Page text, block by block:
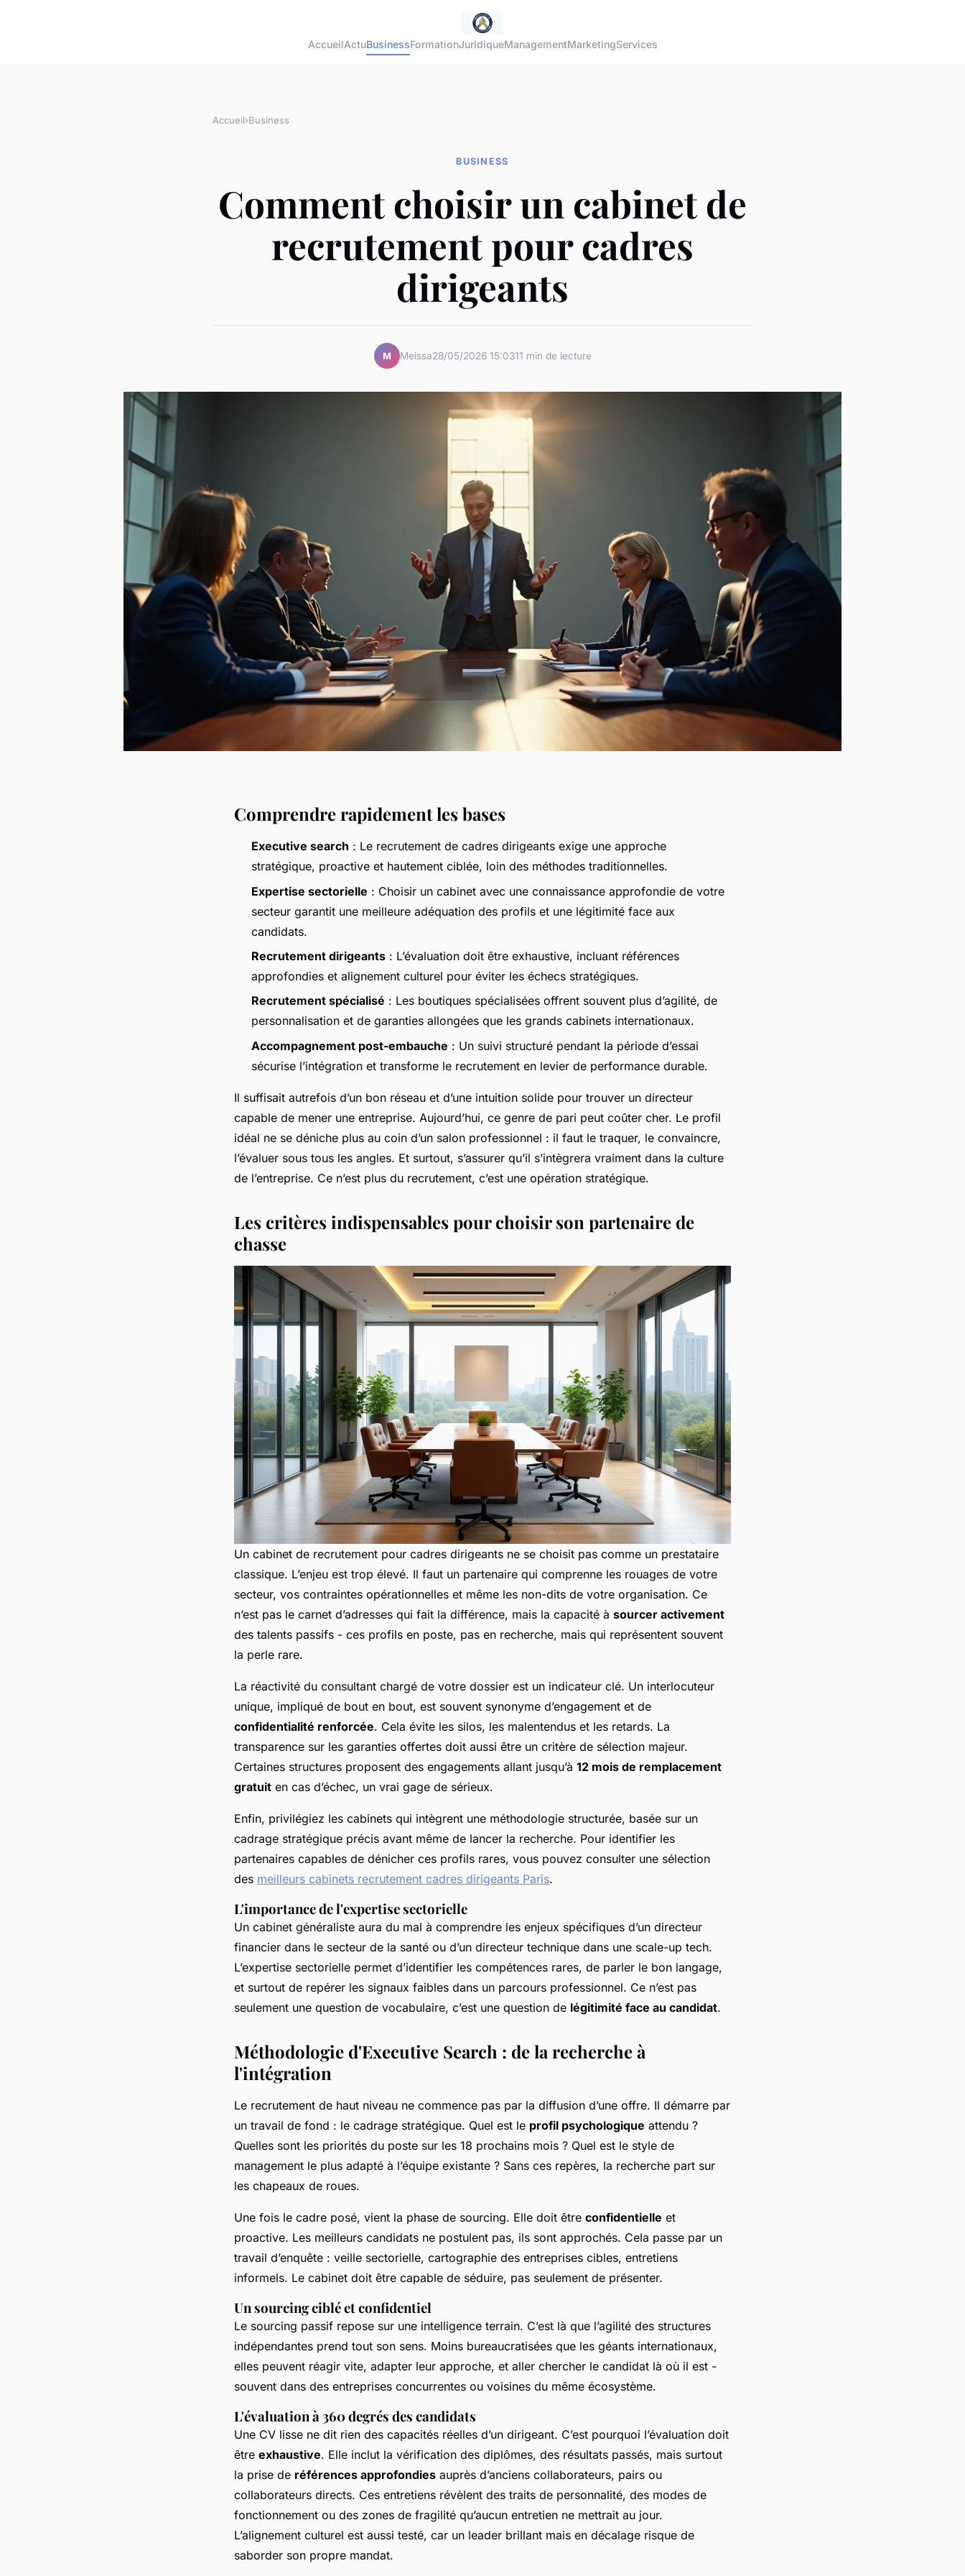
AccueilActuBusinessFormationJuridiqueManagementMarketingServices
Accueil›Business
BUSINESS
Comment choisir un cabinet de
recrutement pour cadres
dirigeants
M Meissa28/05/2026 15:0311 min de lecture
Comprendre rapidement les bases
Executive search : Le recrutement de cadres dirigeants exige une approche
stratégique, proactive et hautement ciblée, loin des méthodes traditionnelles.
Expertise sectorielle : Choisir un cabinet avec une connaissance approfondie de votre
secteur garantit une meilleure adéquation des profils et une légitimité face aux
candidats.
Recrutement dirigeants : L’évaluation doit être exhaustive, incluant références
approfondies et alignement culturel pour éviter les échecs stratégiques.
Recrutement spécialisé : Les boutiques spécialisées offrent souvent plus d’agilité, de
personnalisation et de garanties allongées que les grands cabinets internationaux.
Accompagnement post-embauche : Un suivi structuré pendant la période d’essai
sécurise l’intégration et transforme le recrutement en levier de performance durable.
Il suffisait autrefois d’un bon réseau et d’une intuition solide pour trouver un directeur
capable de mener une entreprise. Aujourd’hui, ce genre de pari peut coûter cher. Le profil
idéal ne se déniche plus au coin d’un salon professionnel : il faut le traquer, le convaincre,
l’évaluer sous tous les angles. Et surtout, s’assurer qu’il s’intègrera vraiment dans la culture
de l’entreprise. Ce n’est plus du recrutement, c’est une opération stratégique.
Les critères indispensables pour choisir son partenaire de
chasse
Un cabinet de recrutement pour cadres dirigeants ne se choisit pas comme un prestataire
classique. L’enjeu est trop élevé. Il faut un partenaire qui comprenne les rouages de votre
secteur, vos contraintes opérationnelles et même les non-dits de votre organisation. Ce
n’est pas le carnet d’adresses qui fait la différence, mais la capacité à sourcer activement
des talents passifs - ces profils en poste, pas en recherche, mais qui représentent souvent
la perle rare.
La réactivité du consultant chargé de votre dossier est un indicateur clé. Un interlocuteur
unique, impliqué de bout en bout, est souvent synonyme d’engagement et de
confidentialité renforcée. Cela évite les silos, les malentendus et les retards. La
transparence sur les garanties offertes doit aussi être un critère de sélection majeur.
Certaines structures proposent des engagements allant jusqu’à 12 mois de remplacement
gratuit en cas d’échec, un vrai gage de sérieux.
Enfin, privilégiez les cabinets qui intègrent une méthodologie structurée, basée sur un
cadrage stratégique précis avant même de lancer la recherche. Pour identifier les
partenaires capables de dénicher ces profils rares, vous pouvez consulter une sélection
des meilleurs cabinets recrutement cadres dirigeants Paris.
L'importance de l'expertise sectorielle
Un cabinet généraliste aura du mal à comprendre les enjeux spécifiques d’un directeur
financier dans le secteur de la santé ou d’un directeur technique dans une scale-up tech.
L’expertise sectorielle permet d’identifier les compétences rares, de parler le bon langage,
et surtout de repérer les signaux faibles dans un parcours professionnel. Ce n’est pas
seulement une question de vocabulaire, c’est une question de légitimité face au candidat.
Méthodologie d'Executive Search : de la recherche à
l'intégration
Le recrutement de haut niveau ne commence pas par la diffusion d’une offre. Il démarre par
un travail de fond : le cadrage stratégique. Quel est le profil psychologique attendu ?
Quelles sont les priorités du poste sur les 18 prochains mois ? Quel est le style de
management le plus adapté à l’équipe existante ? Sans ces repères, la recherche part sur
les chapeaux de roues.
Une fois le cadre posé, vient la phase de sourcing. Elle doit être confidentielle et
proactive. Les meilleurs candidats ne postulent pas, ils sont approchés. Cela passe par un
travail d’enquête : veille sectorielle, cartographie des entreprises cibles, entretiens
informels. Le cabinet doit être capable de séduire, pas seulement de présenter.
Un sourcing ciblé et confidentiel
Le sourcing passif repose sur une intelligence terrain. C’est là que l’agilité des structures
indépendantes prend tout son sens. Moins bureaucratisées que les géants internationaux,
elles peuvent réagir vite, adapter leur approche, et aller chercher le candidat là où il est -
souvent dans des entreprises concurrentes ou voisines du même écosystème.
L'évaluation à 360 degrés des candidats
Une CV lisse ne dit rien des capacités réelles d’un dirigeant. C’est pourquoi l’évaluation doit
être exhaustive. Elle inclut la vérification des diplômes, des résultats passés, mais surtout
la prise de références approfondies auprès d’anciens collaborateurs, pairs ou
collaborateurs directs. Ces entretiens révèlent des traits de personnalité, des modes de
fonctionnement ou des zones de fragilité qu’aucun entretien ne mettrait au jour.
L’alignement culturel est aussi testé, car un leader brillant mais en décalage risque de
saborder son propre mandat.